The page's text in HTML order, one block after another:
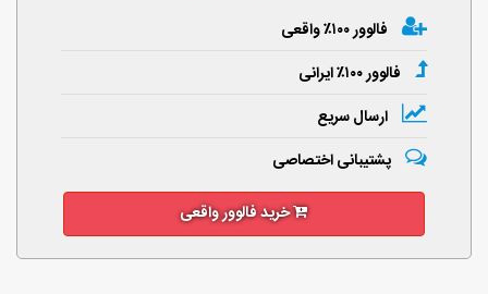
فالوور ۱۰۰٪ واقعی
فالوور ۱۰۰٪ ایرانی
ارسال سریع
پشتیبانی اختصاصی
خرید فالوور واقعی